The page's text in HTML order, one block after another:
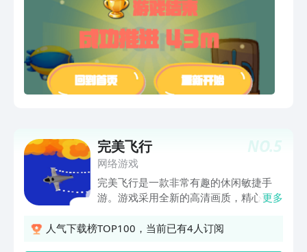
NO.5
完美飞行
网络游戏
完美飞行是一款非常有趣的休闲敏捷手
游。游戏采用全新的高清画质，精心设计
机，以避免导弹在各种场景中不断追逐。
更多
人气下载榜TOP100，当前已有4人订阅